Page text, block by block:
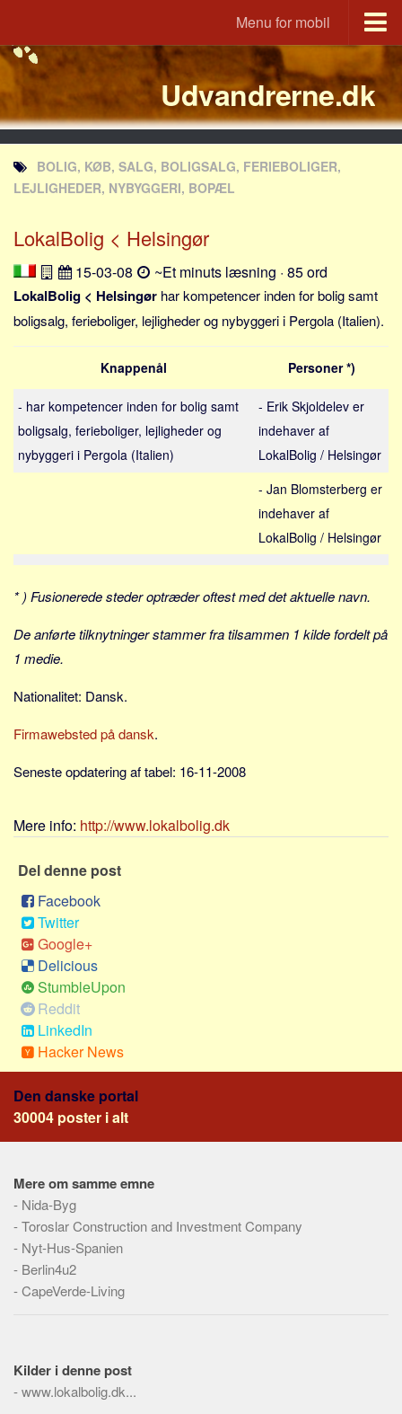
Menu for mobil
Portal
Udvandrerne.dk
Utvandrerne.no
Utvandrarna.se
Tyskland.dk
Rusland.dk
JLKM.dk
Lande
Tyrkiet
Sverige
Norge
Thailand
Bolig
Job
Virksomhed
Investering
Forbrug
Transport
Alle
Aspekter
Køb og salg
Økonomi
Jura og regler
Skatter og afgifter
Statistik
Praktisk
Alle
Meta
Emner
Skribenter
Personer
Steder
Kilder
Webstedet
Forhistorien
Udvandrerne.dk
BOLIG, KØB, SALG, BOLIGSALG, FERIEBOLIGER,
LEJLIGHEDER, NYBYGGERI, BOPÆL
LokalBolig < Helsingør
15-03-08 ~Et minuts læsning · 85 ord
LokalBolig < Helsingør har kompetencer inden for bolig samt
boligsalg, ferieboliger, lejligheder og nybyggeri i Pergola (Italien).
Knappenål Personer *)
- har kompetencer inden for bolig samt
boligsalg, ferieboliger, lejligheder og
nybyggeri i Pergola (Italien)
- Erik Skjoldelev er
indehaver af
LokalBolig / Helsingør
- Jan Blomsterberg er
indehaver af
LokalBolig / Helsingør
* ) Fusionerede steder optræder oftest med det aktuelle navn.
De anførte tilknytninger stammer fra tilsammen 1 kilde fordelt på
1 medie.
Nationalitet: Dansk.
Firmawebsted på dansk.
Seneste opdatering af tabel: 16-11-2008
Mere info: http://www.lokalbolig.dk
Del denne post
Facebook
Twitter
Google+
Delicious
StumbleUpon
Reddit
LinkedIn
Hacker News
Den danske portal
30004 poster i alt
Mere om samme emne
- Nida-Byg
-Toroslar Construction and Investment Company
- Nyt-Hus-Spanien
- Berlin4u2
-CapeVerde-Living
Kilder i denne post
-www.lokalbolig.dk...